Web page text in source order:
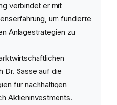
verbindet er mit
um fundierte
Anlagestrategien zu
Dr. Sasse auf die
für nachhaltigen
Aktieninvestments.